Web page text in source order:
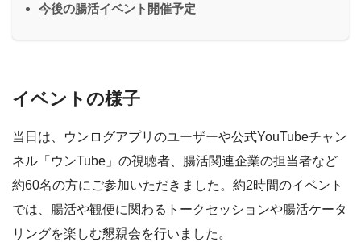
今後の腸活イベント開催予定
イベントの様子
当日は、ウンログアプリのユーザーや公式YouTubeチャン
ネル「ウンTube」の視聴者、腸活関連企業の担当者など
約60名の方にご参加いただきました。約2時間のイベント
では、腸活や観便に関わるトークセッションや腸活ケータ
リングを楽しむ懇親会を行いました。